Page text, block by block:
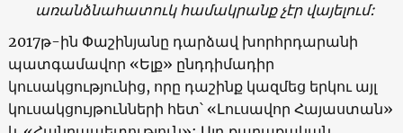
առանձնահատուկ համակրանք չէր վայելում:
2017թ-ին Փաշինյանը դարձավ խորհրդարանի
պատգամավոր «Ելք» ընդդիմադիր
կուսակցությունից, որը դաշինք կազմեց երկու այլ
կուսակցույթունների հետ՝ «Լուսավոր Հայաստան»